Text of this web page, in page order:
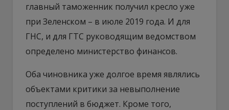
главный таможенник получил кресло уже
при Зеленском – в июле 2019 года. И для
ГНС, и для ГТС руководящим ведомством
определено министерство финансов.
Оба чиновника уже долгое время являлись
объектами критики за невыполнение
поступлений в бюджет. Кроме того,